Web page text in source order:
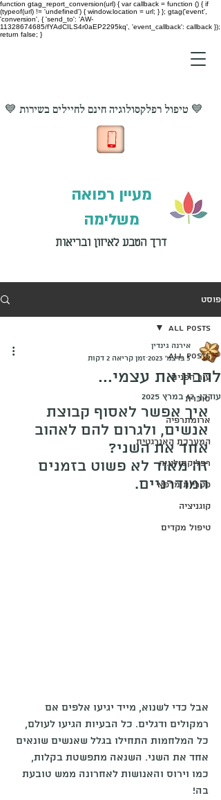
function gtag_report_conversion(url) { var callback = function () { if
(typeof(url) != 'undefined') { window.location = url; } }; gtag('event',
'conversion', { 'send_to': 'AW-
11328674685/fYAdCILS4r0aEP2295kq', 'event_callback': callback });
return false; }
💙 טיפול רפלקסולוגיה חינם לחיילים בשירות 💙
מעיין רפואה
משלימה
דרך הטבע לאיזון ובריאות
פוסט
All Posts
עור הפנים
סוכרת
ארומתרפיה
המערכת האנרגטית
רפלוקסולוגיה
פטריות מרפא
קוגניציה
טיפול מקדים
All Posts
להבין את עצמי...
אירנה גינדין
3 בדצמ׳ 2023
זמן קריאה 2 דקות
עודכן:12 במרץ 2025
איך אפשר לאסוף קבוצת
אנשים, ולגרום להם לאהוב
אחד את השני?
זה מאוד לא פשוט בזמנים
המודרניים.
אבל כדי לשנוא, מייד יגיעו אלפים אם
רמקולים ודגלים. כל הבעיות הגיעו לעולם,
כל המלחמות התחילו בגלל שאנשים שונאים
אחד את השני. השנאה מתפשטת בקלות,
כמו וירוס והאנושות לאחרונה ממש טובעת
בה!